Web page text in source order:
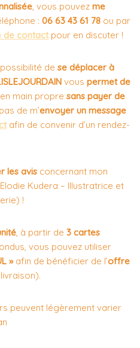
, vous pouvez me
: 06 63 43 61 78 ou par
de contactpour en discuter !
de se déplacer à
vous permet de
main propre sans payer de
de m’envoyer un message
afin de convenir d’un rendez-
les avis concernant mon
Kudera – Illustratrice et
!
, à partir de 3 cartes
vous pouvez utiliser
»afin de bénéficier de l’offre
peuvent légèrement varier